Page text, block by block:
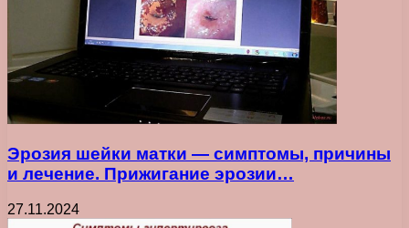
Эрозия шейки матки — симптомы, причины
и лечение. Прижигание эрозии…
27.11.2024